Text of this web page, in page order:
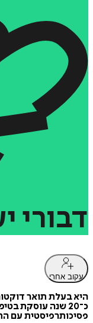
דבורי
עקוב אחרי
היא בעלת תואר
כ־20 שנה עוסקת
פסיכותרפיסטית עם